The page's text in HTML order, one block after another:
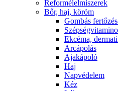
Reformélelmiszerek
Bőr, haj, köröm
Gombás
Ekcéma,
Arcápolás
Ajakápoló
Haj
Napvédelem
Kéz